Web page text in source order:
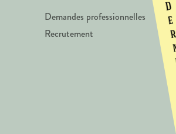
Demandes professionnelles
Recrutement
D
e